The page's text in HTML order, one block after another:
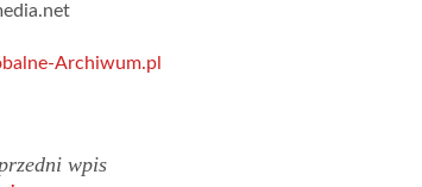
Archiwum.pl
wpis